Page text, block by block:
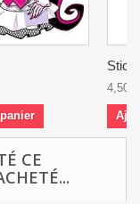
4,50 €
CE